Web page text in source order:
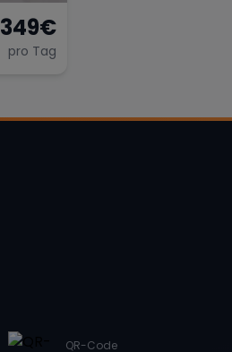
349€
pro Tag
QR-Code